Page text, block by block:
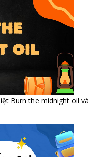
Burn the midnight oil và